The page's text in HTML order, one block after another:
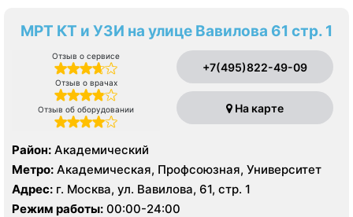
МРТ КТ и УЗИ на улице Вавилова 61 стр. 1
Отзыв о сервисе
Отзыв о врачах
Отзыв об оборудовании
+7(495)822-49-09
На карте
Район: Академический
Метро: Академическая, Профсоюзная, Университет
Адрес: г. Москва, ул. Вавилова, 61, стр. 1
Режим работы: 00:00-24:00